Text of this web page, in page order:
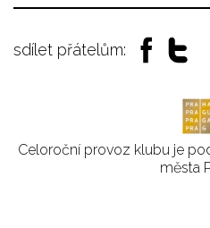
sdílet přátelům:
Celoroční provoz klubu je
města